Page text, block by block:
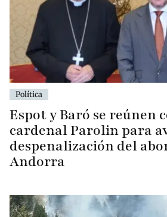
Política
Espot y Baró se reúnen
cardenal Parolin para
despenalización del
Andorra